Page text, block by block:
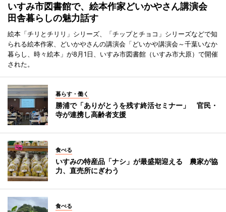
いすみ市図書館で、絵本作家どいかやさん講演会
田舎暮らしの魅力話す
絵本「チリとチリリ」シリーズ、「チップとチョコ」シリーズなどで知
られる絵本作家、どいかやさんの講演会「どいかや講演会～千葉いなか
暮らし、時々絵本」が8月1日、いすみ市図書館（いすみ市大原）で開催
された。
暮らす・働く
勝浦で「ありがとうを残す終活セミナー」 官民・
寺が連携し高齢者支援
食べる
いすみの特産品「ナシ」が最盛期迎える 農家が協
力、直売所にぎわう
食べる